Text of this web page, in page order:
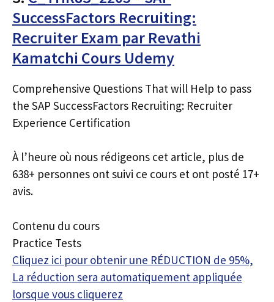
SuccessFactors Recruiting:
Recruiter Exam par Revathi
Kamatchi Cours Udemy
Comprehensive Questions That will Help to pass
the SAP SuccessFactors Recruiting: Recruiter
Experience Certification
À l’heure où nous rédigeons cet article, plus de
638+ personnes ont suivi ce cours et ont posté 17+
avis.
Contenu du cours
Practice Tests
Cliquez ici pour obtenir une RÉDUCTION de 95%,
La réduction sera automatiquement appliquée
lorsque vous cliquerez